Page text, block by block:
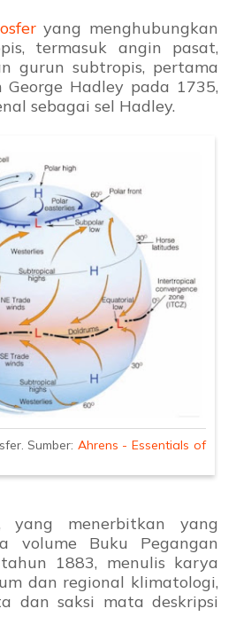
yang menghubungkan
termasuk angin pasat,
gurun subtropis, pertama
Hadley pada 1735,
sebagai sel Hadley.
Sumber: Ahrens - Essentials of
yang menerbitkan yang
volume Buku Pegangan
1883, menulis karya
dan regional klimatologi,
dan saksi mata deskripsi